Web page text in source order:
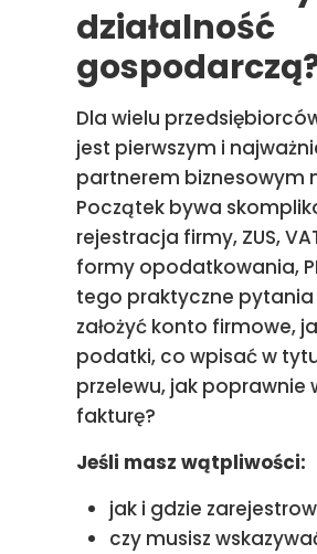
działalność
Dla wielu
jest pierwszym i
partnerem biznesowym
Początek bywa
rejestracja firmy, ZUS,
formy opodatkowania,
tego praktyczne pytania
założyć konto firmowe,
podatki, co wpisać w
przelewu, jak poprawnie
fakturę?
Jeśli masz wątpliwości:
jak i gdzie
czy musisz